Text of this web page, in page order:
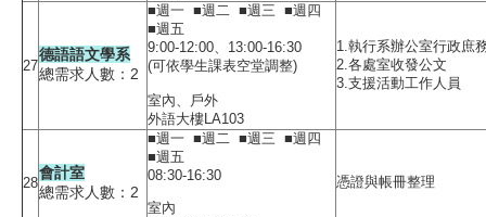
27
德語語文學系
總需求人數：2
■週一 ■週二 ■週三 ■週四
■週五
9:00-12:00、13:00-16:30
(可依學生課表空堂調整)
室內、戶外
外語大樓LA103
1.執行系辦公室行政庶
2.各處室收發公文
3.支援活動工作人員
28
會計室
總需求人數：2
■週一 ■週二 ■週三 ■週四
■週五
08:30-16:30
室內
憑證與帳冊整理